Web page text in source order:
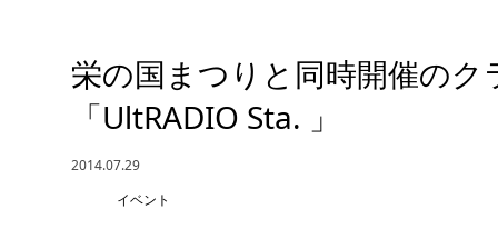
栄の国まつりと同時開催の
「UltRADIO Sta. 」
2014.07.29
イベント